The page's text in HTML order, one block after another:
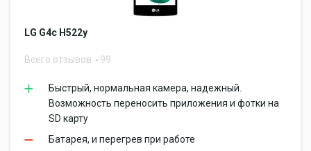
LG G4c H522y
Всего отзывов 99
Быстрый, нормальная камера, надежный.
Возможность переносить приложения и фотки на
SD карту
Батарея, и перегрев при работе